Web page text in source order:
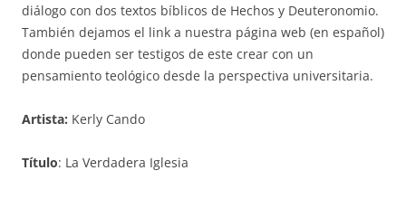
diálogo con dos textos bíblicos de Hechos y Deuteronomio.
También dejamos el link a nuestra página web (en español)
donde pueden ser testigos de este crear con un
pensamiento teológico desde la perspectiva universitaria.
Artista: Kerly Cando
Título: La Verdadera Iglesia